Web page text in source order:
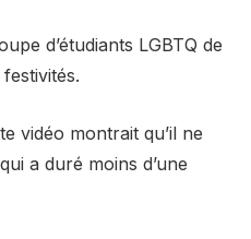
d’étudiants LGBTQ de
vidéo montrait qu’il ne
a duré moins d’une